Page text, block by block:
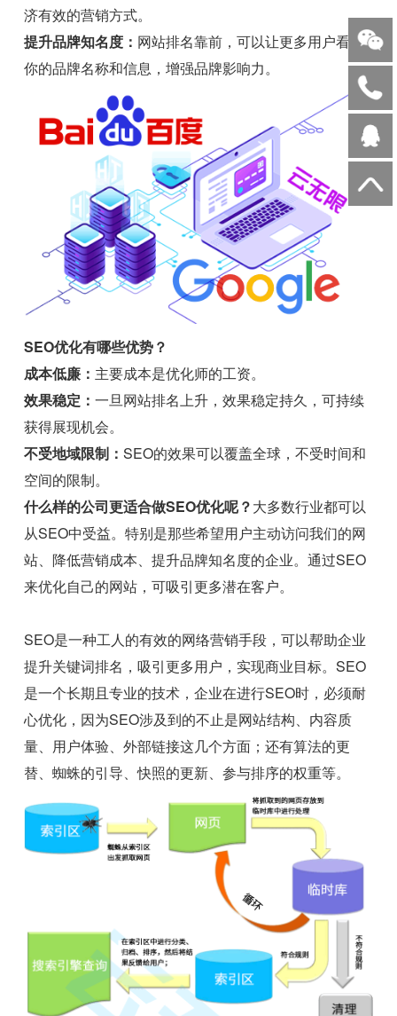
济有效的营销方式。
提升品牌知名度： 网站排名靠前，可以让更多用户看到
你的品牌名称和信息，增强品牌影响力。
SEO优化有哪些优势？
成本低廉： 主要成本是优化师的工资。
效果稳定：一旦网站排名上升，效果稳定持久，可持续
获得展现机会。
不受地域限制：SEO的效果可以覆盖全球，不受时间和
空间的限制。
什么样的公司更适合做SEO优化呢？大多数行业都可以
从SEO中受益。特别是那些希望用户主动访问我们的网
站、降低营销成本、提升品牌知名度的企业。通过SEO
来优化自己的网站，可吸引更多潜在客户。
SEO是一种工人的有效的网络营销手段，可以帮助企业
提升关键词排名，吸引更多用户，实现商业目标。SEO
是一个长期且专业的技术，企业在进行SEO时，必须耐
心优化，因为SEO涉及到的不止是网站结构、内容质
量、用户体验、外部链接这几个方面；还有算法的更
替、蜘蛛的引导、快照的更新、参与排序的权重等。